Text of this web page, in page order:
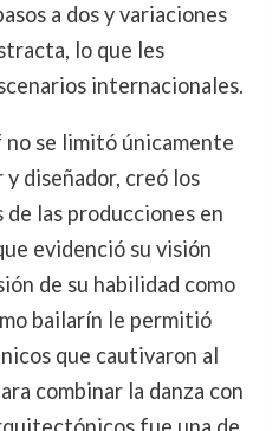
a dos y variaciones
lo que les
internacionales.
se limitó únicamente
diseñador, creó los
las producciones en
evidenció su visión
de su habilidad como
bailarín le permitió
que cautivaron al
combinar la danza con